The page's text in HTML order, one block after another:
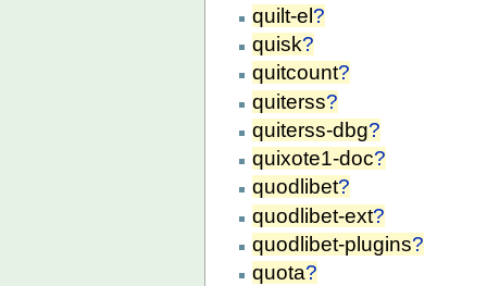
quilt-el?
quisk?
quitcount?
quiterss?
quiterss-dbg?
quixote1-doc?
quodlibet?
quodlibet-ext?
quodlibet-plugins?
quota?